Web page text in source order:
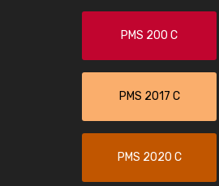
PMS 200 C
PMS 2017 C
PMS 2020 C